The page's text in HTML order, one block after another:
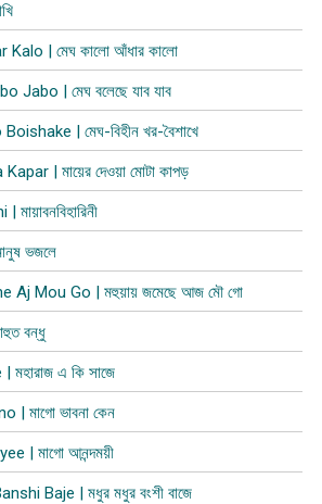
| মেঘ কালো আঁধার কালো
Jabo | মেঘ বলেছে যাব যাব
| মেঘ-বিহীন খর-বৈশাখে
| মায়ের দেওয়া মোটা কাপ​ড়
ভজলে
Aj Mou Go | মহুয়ায় জমেছে আজ মৌ গো
বন্ধু
এ কি সাজে
| মাগো ভাবনা কেন
| মাগো আনন্দময়ী
Baje | মধুর মধুর বংশী বাজে